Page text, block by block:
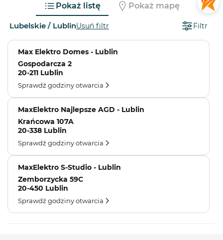
Pokaż listę Pokaż mapę
Lubelskie / LublinUsuń filtr Filtr
Max Elektro Domes - Lublin
Gospodarcza 2
20-211 Lublin
Sprawdź godziny otwarcia
MaxElektro Najlepsze AGD - Lublin
Krańcowa 107A
20-338 Lublin
Sprawdź godziny otwarcia
MaxElektro S-Studio - Lublin
Zemborzycka 59C
20-450 Lublin
Sprawdź godziny otwarcia